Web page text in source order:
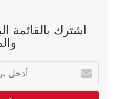
اشترك بالقائمة
أدخل
بريدك
الالكتروني